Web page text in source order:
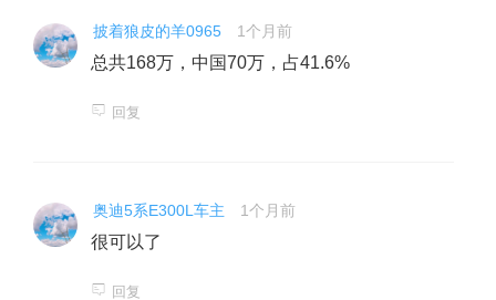
披着狼皮的羊0965 1个月前
总共168万，中国70万，占41.6%
回复
奥迪5系E300L车主 1个月前
很可以了
回复